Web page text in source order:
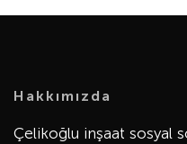
Hakkımızda
Çelikoğlu inşaat sosyal